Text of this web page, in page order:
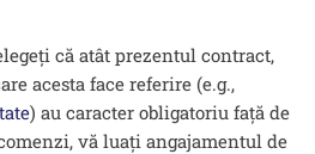
că atât prezentul contract,
acesta face referire (e.g.,
) au caracter obligatoriu față de
vă luați angajamentul de